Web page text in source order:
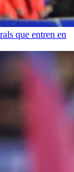
que entren en